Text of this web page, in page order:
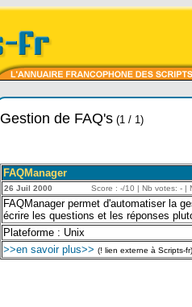
Gestion de FAQ's(1 / 1)
FAQManager
26 Juil 2000 Score : -/10 | Nb votes: - |
FAQManager permet d'automatiser la
écrire les questions et les réponses
Plateforme : Unix
>>en savoir plus>> (! lien externe à Scripts-fr)